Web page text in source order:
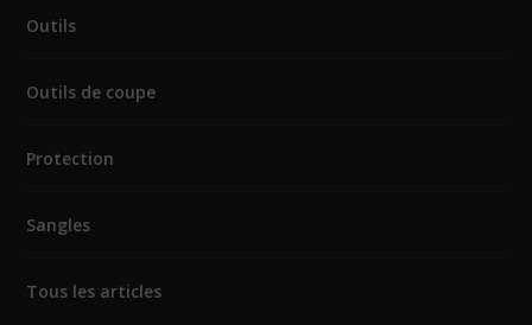
Outils
Outils de coupe
Protection
Sangles
Tous les articles